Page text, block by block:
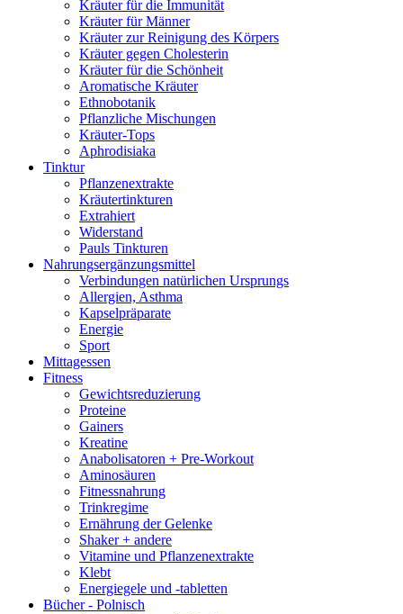
Kräuter für die Immunität
Kräuter für Männer
Kräuter zur Reinigung des Körpers
Kräuter gegen Cholesterin
Kräuter für die Schönheit
Aromatische Kräuter
Ethnobotanik
Pflanzliche Mischungen
Kräuter-Tops
Aphrodisiaka
Tinktur
Pflanzenextrakte
Kräutertinkturen
Extrahiert
Widerstand
Pauls Tinkturen
Nahrungsergänzungsmittel
Verbindungen natürlichen Ursprungs
Allergien, Asthma
Kapselpräparate
Energie
Sport
Mittagessen
Fitness
Gewichtsreduzierung
Proteine
Gainers
Kreatine
Anabolisatoren + Pre-Workout
Aminosäuren
Fitnessnahrung
Trinkregime
Ernährung der Gelenke
Shaker + andere
Vitamine und Pflanzenextrakte
Klebt
Energiegele und -tabletten
Bücher - Polnisch